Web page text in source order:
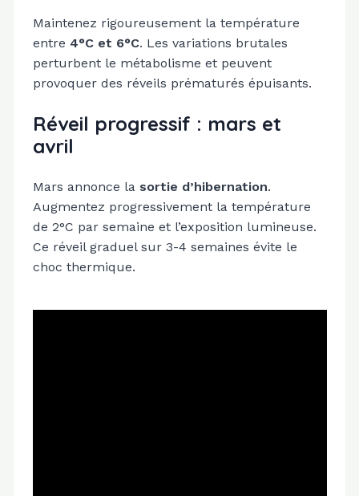
Maintenez rigoureusement la température
entre 4°C et 6°C. Les variations brutales
perturbent le métabolisme et peuvent
provoquer des réveils prématurés épuisants.
Réveil progressif : mars et
avril
Mars annonce la sortie d’hibernation.
Augmentez progressivement la température
de 2°C par semaine et l’exposition lumineuse.
Ce réveil graduel sur 3-4 semaines évite le
choc thermique.